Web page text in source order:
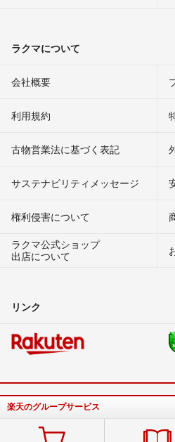
ラクマについて
会社概要
利用規約
古物営業法に基づく表記
サステナビリティメッセージ
権利侵害について
ラクマ公式ショップ
出店について
リンク
楽天のグループサービス